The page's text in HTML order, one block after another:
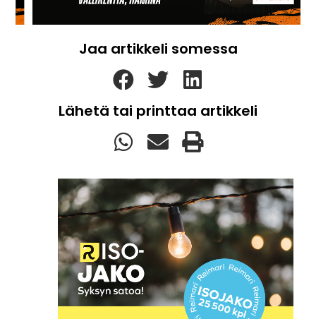
Jaa artikkeli somessa
Lähetä tai printtaa artikkeli